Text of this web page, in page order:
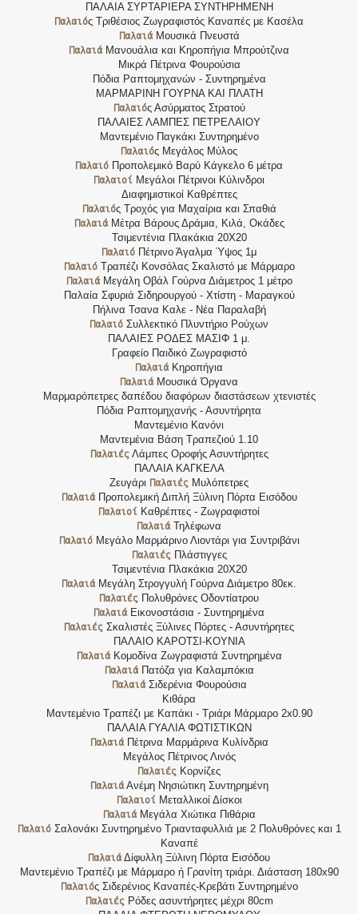
ΠΑΛΑΙΑ ΣΥΡΤΑΡΙΕΡΑ ΣΥΝΤΗΡΗΜΕΝΗ
Παλαιός Τριθέσιος Ζωγραφιστός Καναπές με Κασέλα
ΠαλαιάΜουσικά Πνευστά
Παλαιά Μανουάλια και Κηροπήγια Μπρούτζινα
Μικρά Πέτρινα Φουρούσια
Πόδια Ραπτομηχανών - Συντηρημένα
ΜΑΡΜΑΡΙΝΗ ΓΟΥΡΝΑ ΚΑΙ ΠΛΑΤΗ
Παλαιός Ασύρματος Στρατού
ΠΑΛΑΙΕΣ ΛΑΜΠΕΣ ΠΕΤΡΕΛΑΙΟΥ
Μαντεμένιο Παγκάκι Συντηρημένο
Παλαιός Μεγάλος Μύλος
Παλαιό Προπολεμικό Βαρύ Κάγκελο 6 μέτρα
Παλαιοί Μεγάλοι Πέτρινοι Κύλινδροι
Διαφημιστικοί Καθρέπτες
Παλαιός Τροχός για Μαχαίρια και Σπαθιά
ΠαλαιάΜέτρα Βάρους Δράμια, Κιλά, Οκάδες
Τσιμεντένια Πλακάκια 20Χ20
Παλαιό Πέτρινο Άγαλμα Ύψος 1μ
ΠαλαιόΤραπέζι Κονσόλας Σκαλιστό με Μάρμαρο
ΠαλαιάΜεγάλη Οβάλ Γούρνα Διάμετρος 1 μέτρο
Παλαία Σφυριά Σιδηρουργού - Χτίστη - Μαραγκού
Πήλινα Τσανα Καλε - Νέα Παραλαβή
Παλαιό Συλλεκτικό Πλυντήριο Ρούχων
ΠΑΛΑΙΕΣ ΡΟΔΕΣ ΜΑΣΙΦ 1 μ.
Γραφείο Παιδικό Ζωγραφιστό
Παλαιά Κηροπήγια
Παλαιά Μουσικά Όργανα
Μαρμαρόπετρες δαπέδου διαφόρων διαστάσεων χτενιστές
Πόδια Ραπτομηχανής - Ασυντήρητα
Μαντεμένιο Κανόνι
Μαντεμένια Βάση Τραπεζιού 1.10
ΠαλαιέςΛάμπες Οροφής Ασυντήρητες
ΠΑΛΑΙΑ ΚΑΓΚΕΛΑ
Ζευγάρι Παλαιές Μυλόπετρες
ΠαλαιάΠροπολεμική Διπλή Ξύλινη Πόρτα Εισόδου
Παλαιοί Καθρέπτες - Ζωγραφιστοί
Παλαιά Τηλέφωνα
ΠαλαιόΜεγάλο Μαρμάρινο Λιοντάρι για Συντριβάνι
ΠαλαιέςΠλάστιγγες
Τσιμεντένια Πλακάκια 20Χ20
Παλαιά Μεγάλη Στρογγυλή Γούρνα Διάμετρο 80εκ.
Παλαιές Πολυθρόνες Οδοντίατρου
Παλαιά Εικονοστάσια - Συντηρημένα
Παλαιές Σκαλιστές Ξύλινες Πόρτες - Ασυντήρητες
ΠΑΛΑΙΟ ΚΑΡΟΤΣΙ-ΚΟΥΝΙΑ
ΠαλαιάΚομοδίνα Ζωγραφιστά Συντηρημένα
ΠαλαιάΠατόζα για Καλαμπόκια
ΠαλαιάΣιδερένια Φουρούσια
Κιθάρα
Μαντεμένιο Τραπέζι με Καπάκι - Τριάρι Μάρμαρο 2x0.90
ΠΑΛΑΙΑ ΓΥΑΛΙΑ ΦΩΤΙΣΤΙΚΩΝ
ΠαλαιάΠέτρινα Μαρμάρινα Κυλίνδρια
Μεγάλος Πέτρινος Λινός
Παλαιές Κορνίζες
ΠαλαιάΑνέμη Νησιώτικη Συντηρημένη
ΠαλαιοίΜεταλλικοί Δίσκοι
ΠαλαιάΜεγάλα Χιώτικα Πιθάρια
ΠαλαιόΣαλονάκι Συντηρημένο Τριανταφυλλιά με 2 Πολυθρόνες και 1
Καναπέ
Παλαιά Δίφυλλη Ξύλινη Πόρτα Εισόδου
Μαντεμένιο Τραπέζι με Μάρμαρο ή Γρανίτη τριάρι. Διάσταση 180x90
Παλαιός Σιδερένιος Καναπές-Κρεβάτι Συντηρημένο
ΠαλαιέςΡόδες ασυντήρητες μέχρι 80cm